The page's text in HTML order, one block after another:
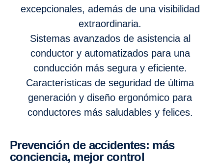
excepcionales, además de una visibilidad
extraordinaria.
Sistemas avanzados de asistencia al
conductor y automatizados para una
conducción más segura y eficiente.
Características de seguridad de última
generación y diseño ergonómico para
conductores más saludables y felices.
Prevención de accidentes: más
conciencia, mejor control